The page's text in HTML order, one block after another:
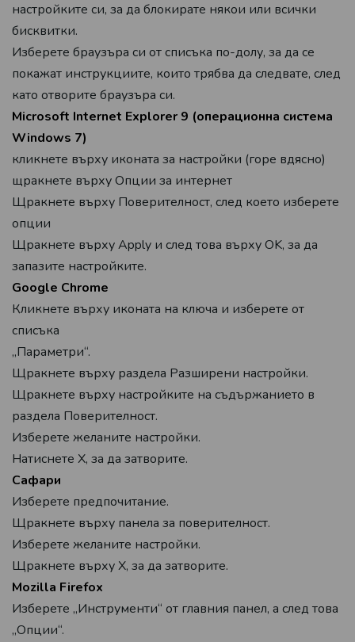
настройките си, за да блокирате някои или всички
бисквитки.
Изберете браузъра си от списъка по-долу, за да се
покажат инструкциите, които трябва да следвате, след
като отворите браузъра си.
Microsoft Internet Explorer 9 (операционна система
Windows 7)
кликнете върху иконата за настройки (горе вдясно)
щракнете върху Опции за интернет
Щракнете върху Поверителност, след което изберете
опции
Щракнете върху Apply и след това върху OK, за да
запазите настройките.
Google Chrome
Кликнете върху иконата на ключа и изберете от
списъка
„Параметри“.
Щракнете върху раздела Разширени настройки.
Щракнете върху настройките на съдържанието в
раздела Поверителност.
Изберете желаните настройки.
Натиснете X, за да затворите.
Сафари
Изберете предпочитание.
Щракнете върху панела за поверителност.
Изберете желаните настройки.
Щракнете върху X, за да затворите.
Mozilla Firefox
Изберете „Инструменти“ от главния панел, а след това
„Опции“.